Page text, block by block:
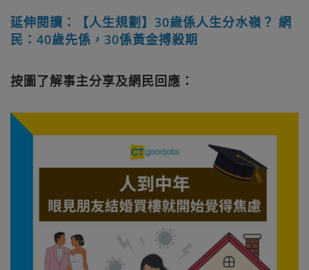
延伸閱讀：【人生規劃】30歲係人生分水嶺？ 網
民：40歲先係，30係黃金搏殺期
按圖了解事主分享及網民回應：